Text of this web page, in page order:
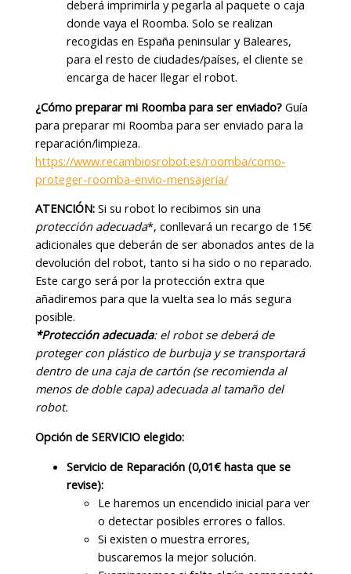
deberá imprimirla y pegarla al paquete o caja
donde vaya el Roomba. Solo se realizan
recogidas en España peninsular y Baleares,
para el resto de ciudades/países, el cliente se
encarga de hacer llegar el robot.
¿Cómo preparar mi Roomba para ser enviado? Guía
para preparar mi Roomba para ser enviado para la
reparación/limpieza.
https://www.recambiosrobot.es/roomba/como-
proteger-roomba-envio-mensajeria/
ATENCIÓN: Si su robot lo recibimos sin una
protección adecuada*, conllevará un recargo de 15€
adicionales que deberán de ser abonados antes de la
devolución del robot, tanto si ha sido o no reparado.
Este cargo será por la protección extra que
añadiremos para que la vuelta sea lo más segura
posible.
*Protección adecuada: el robot se deberá de
proteger con plástico de burbuja y se transportará
dentro de una caja de cartón (se recomienda al
menos de doble capa) adecuada al tamaño del
robot.
Opción de SERVICIO elegido:
Servicio de Reparación (0,01€ hasta que se
revise):
Le haremos un encendido inicial para ver
o detectar posibles errores o fallos.
Si existen o muestra errores,
buscaremos la mejor solución.